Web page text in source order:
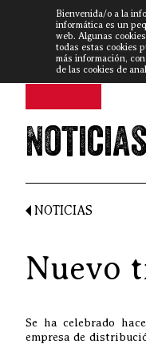
NOTICIAS
Nuevo
Se ha celebrado
empresa de
Bienvenida/o a la
informática es un
web. Algunas
todas estas cookies
más información,
de las cookies de